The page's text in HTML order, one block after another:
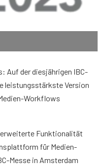
Auf der diesjährigen IBC-
leistungsstärkste Version
Workflows
erweiterte Funktionalität
für Medien-
Messe in Amsterdam